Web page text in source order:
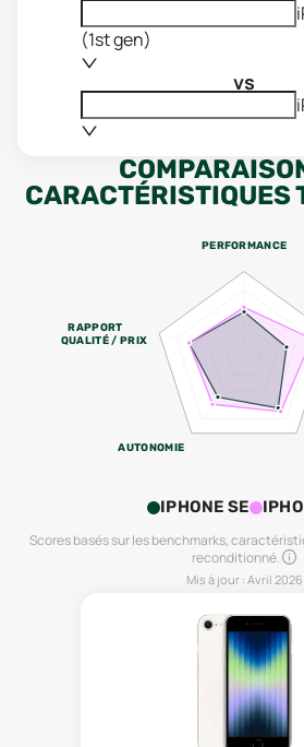
(1st gen)
vs
CARACTÉRISTIQUES
PERFORMANCE
AUTONOMIE
RAPPORT
QUALITÉ / PRIX
IPHONE SE
Scores basés sur les benchmarks,
reconditionné.
Mis à jour : Avril 2026